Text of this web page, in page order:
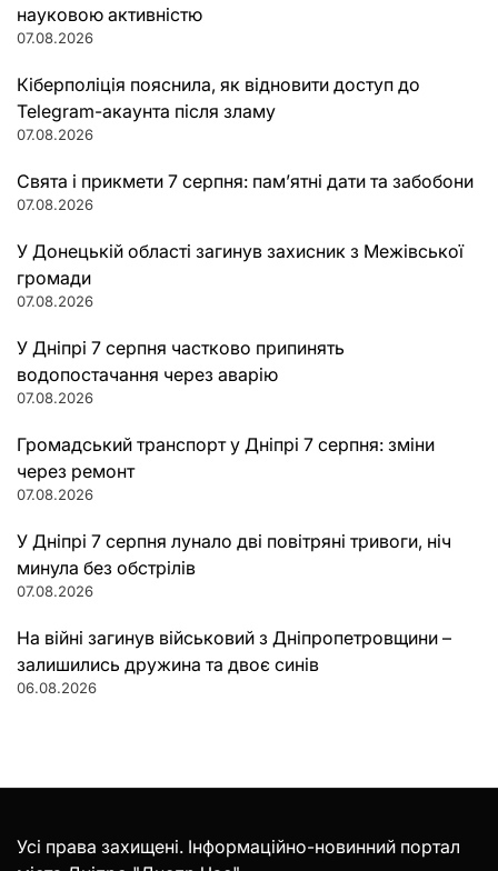
науковою активністю
07.08.2026
Кіберполіція пояснила, як відновити доступ до
Telegram-акаунта після зламу
07.08.2026
Свята і прикмети 7 серпня: пам’ятні дати та забобони
07.08.2026
У Донецькій області загинув захисник з Межівської
громади
07.08.2026
У Дніпрі 7 серпня частково припинять
водопостачання через аварію
07.08.2026
Громадський транспорт у Дніпрі 7 серпня: зміни
через ремонт
07.08.2026
У Дніпрі 7 серпня лунало дві повітряні тривоги, ніч
минула без обстрілів
07.08.2026
На війні загинув військовий з Дніпропетровщини –
залишились дружина та двоє синів
06.08.2026
Усі права захищені. Інформаційно-новинний портал